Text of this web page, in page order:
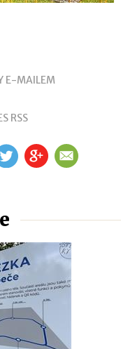
E-MAILEM
RSS
TW GP EM